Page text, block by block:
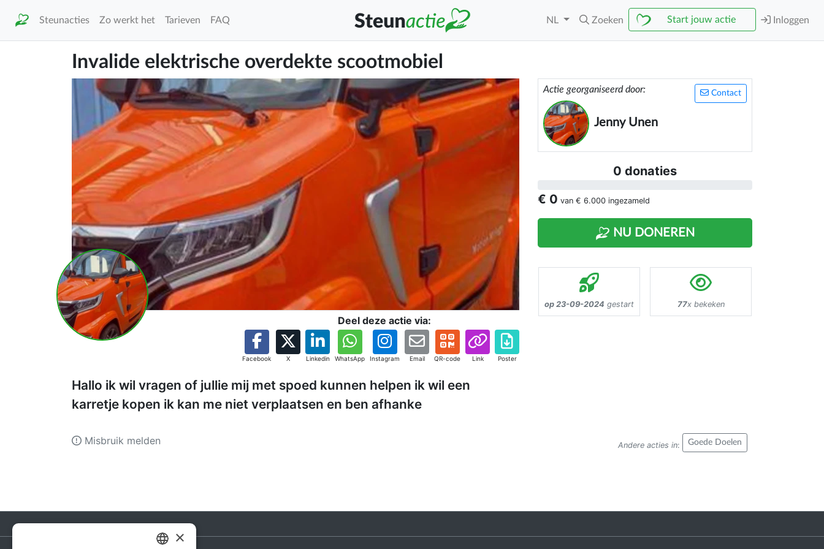
Steunacties Zo werkt het Tarieven FAQ NL Zoeken Start jouw actie Inloggen
Invalide elektrische overdekte scootmobiel
Deel deze actie via:
Facebook X Linkedin WhatsApp Instagram Email QR-code Link Poster
Hallo ik wil vragen of jullie mij met spoed kunnen helpen ik wil een
karretje kopen ik kan me niet verplaatsen en ben afhanke
Contact
Actie georganiseerd door:
Jenny Unen
0 donaties
€ 0 van € 6.000 ingezameld
NU DONEREN
op 23-09-2024 gestart 77x bekeken
Andere acties in: Goede Doelen
Misbruik melden
×